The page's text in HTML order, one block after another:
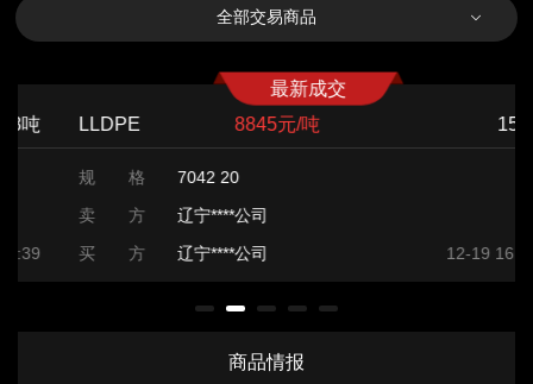
全部交易商品
最新成交
LLDPE
8845元/吨
规 格
7042 20
卖 方
辽宁****公司
买 方
辽宁****公司 12-19 16:29
商品情报